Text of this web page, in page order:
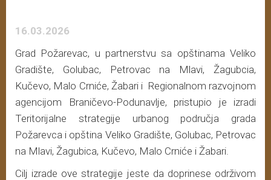
16.03.2026
Grad Požarevac, u partnerstvu sa opštinama Veliko
Gradište, Golubac, Petrovac na Mlavi, Žagubcia,
Kučevo, Malo Crniće, Žabari i Regionalnom razvojnom
agencijom Braničevo-Podunavlje, pristupio je izradi
Teritorijalne strategije urbanog područja grada
Požarevca i opština Veliko Gradište, Golubac, Petrovac
na Mlavi, Žagubica, Kučevo, Malo Crniće i Žabari.
Cilj izrade ove strategije jeste da doprinese održivom